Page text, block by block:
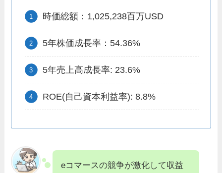
時価総額：1,025,238百万USD
5年株価成長率：54.36%
5年売上高成長率: 23.6%
ROE(自己資本利益率): 8.8%
eコマースの競争が激化して収益